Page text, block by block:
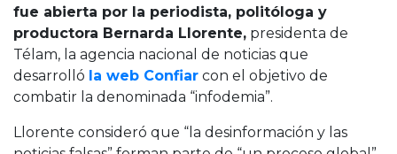
fue abierta por la periodista, politóloga y
productora Bernarda Llorente, presidenta de
Télam, la agencia nacional de noticias que
desarrolló la web Confiar con el objetivo de
combatir la denominada “infodemia”.
Llorente consideró que “la desinformación y las